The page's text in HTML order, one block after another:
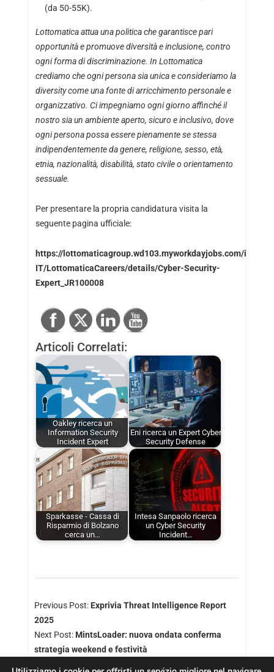
(da 50-55K).
Lottomatica attua una politica che garantisce pari
opportunità e promuove diversità e inclusione, contro
ogni forma di discriminazione. In Lottomatica
crediamo che ogni persona sia unica e consideriamo la
diversity come una fonte di arricchimento personale e
organizzativo. Ci impegniamo ogni giorno affinché il
nostro sia un ambiente aperto, sicuro e inclusivo, dove
ogni persona possa essere pienamente se stessa
indipendentemente da genere, religione, sesso, età,
etnia, nazionalità, disabilità, stato civile o orientamento
sessuale.
Per presentare la propria candidatura visita la
seguente pagina ufficiale:
https://lottomaticagroup.wd103.myworkdayjobs.com/it-
IT/LottomaticaCareers/details/Cyber-Security-
Expert_JR100008
Articoli Correlati:
Oakley ricerca un
Information Security
Incident Expert
Eni ricerca un Expert Cyber
Security Defense
Sparkasse - Cassa di
Risparmio di Bolzano
cerca un…
Intesa Sanpaolo ricerca
un Cyber Security
Incident…
Previous Post: Exprivia Threat Intelligence Report
2025
Next Post: MintsLoader: nuova ondata conferma
strategia weekend e festività